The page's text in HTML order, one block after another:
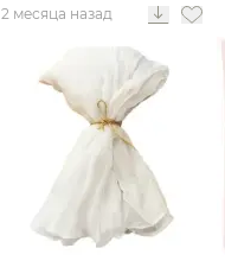
2 месяца назад